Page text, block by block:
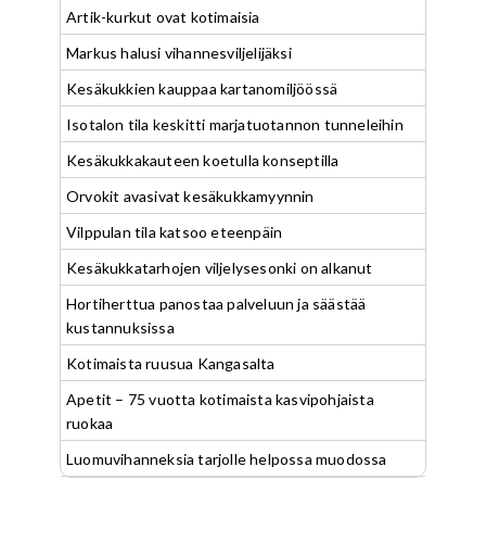
Artik-kurkut ovat kotimaisia
Markus halusi vihannesviljelijäksi
Kesäkukkien kauppaa kartanomiljöössä
Isotalon tila keskitti marjatuotannon tunneleihin
Kesäkukkakauteen koetulla konseptilla
Orvokit avasivat kesäkukkamyynnin
Vilppulan tila katsoo eteenpäin
Kesäkukkatarhojen viljelysesonki on alkanut
Hortiherttua panostaa palveluun ja säästää
kustannuksissa
Kotimaista ruusua Kangasalta
Apetit – 75 vuotta kotimaista kasvipohjaista
ruokaa
Luomuvihanneksia tarjolle helpossa muodossa